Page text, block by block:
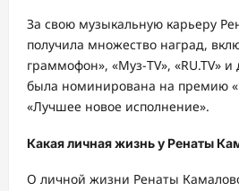
За свою музыкальную карьеру
получила множество наград,
граммофон», «Муз-TV», «RU.TV»
была номинирована на премию
«Лучшее новое исполнение».
Какая личная жизнь у Ренаты
О личной жизни Ренаты